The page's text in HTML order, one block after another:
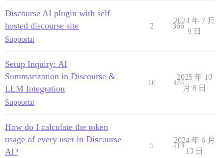
Discourse AI plugin with self
hosted discourse site
Supportai
2 366
2024 年 7 月
9 日
Setup Inquiry: AI
Summarization in Discourse &
LLM Integration
Supportai
10 324
2025 年 10
月 6 日
How do I calculate the token
usage of every user in Discourse
AI?
5 419
2024 年 6 月
13 日